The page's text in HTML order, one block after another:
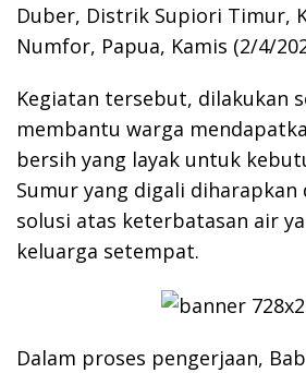
Duber, Distrik Supiori Timur,
Numfor, Papua, Kamis (2/4/
Kegiatan tersebut, dilakukan
membantu warga
bersih yang layak untuk
Sumur yang digali
solusi atas keterbatasan air
keluarga setempat.
Dalam proses pengerjaan,